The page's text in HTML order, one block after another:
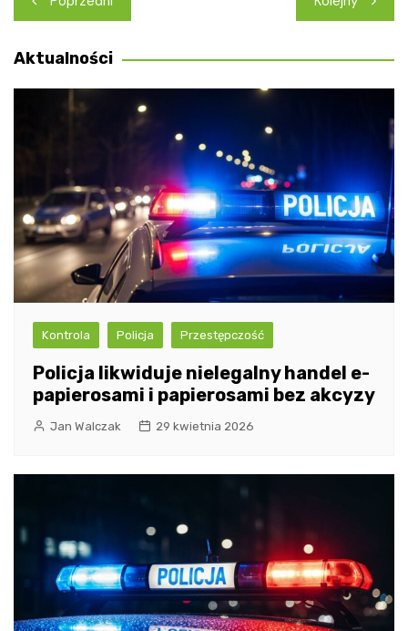
wpisu
Aktualności
Kontrola Policja Przestępczość
Policja likwiduje nielegalny handel e-
papierosami i papierosami bez akcyzy
Jan Walczak 29 kwietnia 2026